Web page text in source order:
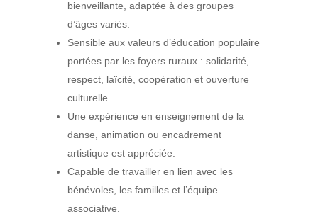
bienveillante, adaptée à des groupes
d’âges variés.
Sensible aux valeurs d’éducation populaire
portées par les foyers ruraux : solidarité,
respect, laïcité, coopération et ouverture
culturelle.
Une expérience en enseignement de la
danse, animation ou encadrement
artistique est appréciée.
Capable de travailler en lien avec les
bénévoles, les familles et l’équipe
associative.